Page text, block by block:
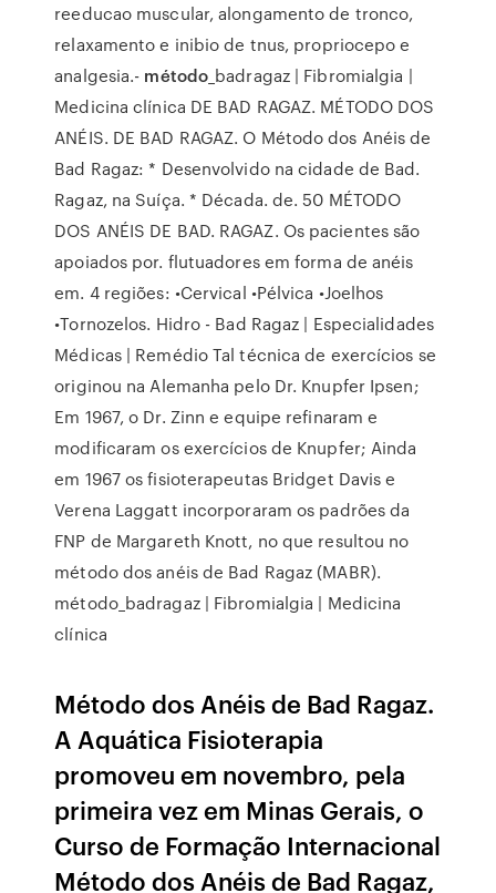
reeducao muscular, alongamento de tronco,
relaxamento e inibio de tnus, propriocepo e
analgesia.- método _badragaz | Fibromialgia |
Medicina clínica DE BAD RAGAZ. MÉTODO DOS
ANÉIS. DE BAD RAGAZ. O Método dos Anéis de
Bad Ragaz: * Desenvolvido na cidade de Bad.
Ragaz, na Suíça. * Década. de. 50 MÉTODO
DOS ANÉIS DE BAD. RAGAZ. Os pacientes são
apoiados por. flutuadores em forma de anéis
em. 4 regiões: •Cervical •Pélvica •Joelhos
•Tornozelos. Hidro - Bad Ragaz | Especialidades
Médicas | Remédio Tal técnica de exercícios se
originou na Alemanha pelo Dr. Knupfer Ipsen;
Em 1967, o Dr. Zinn e equipe refinaram e
modificaram os exercícios de Knupfer; Ainda
em 1967 os fisioterapeutas Bridget Davis e
Verena Laggatt incorporaram os padrões da
FNP de Margareth Knott, no que resultou no
método dos anéis de Bad Ragaz (MABR).
método_badragaz | Fibromialgia | Medicina
clínica
Método dos Anéis de Bad Ragaz.
A Aquática Fisioterapia
promoveu em novembro, pela
primeira vez em Minas Gerais, o
Curso de Formação Internacional
Método dos Anéis de Bad Ragaz,